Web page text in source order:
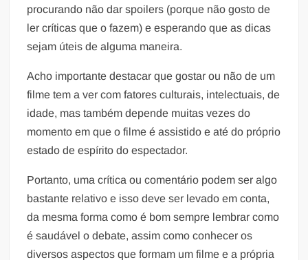
procurando não dar spoilers (porque não gosto de
ler críticas que o fazem) e esperando que as dicas
sejam úteis de alguma maneira.
Acho importante destacar que gostar ou não de um
filme tem a ver com fatores culturais, intelectuais, de
idade, mas também depende muitas vezes do
momento em que o filme é assistido e até do próprio
estado de espírito do espectador.
Portanto, uma crítica ou comentário podem ser algo
bastante relativo e isso deve ser levado em conta,
da mesma forma como é bom sempre lembrar como
é saudável o debate, assim como conhecer os
diversos aspectos que formam um filme e a própria